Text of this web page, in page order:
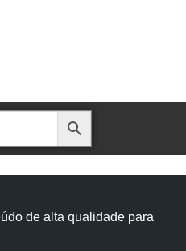
de alta qualidade para